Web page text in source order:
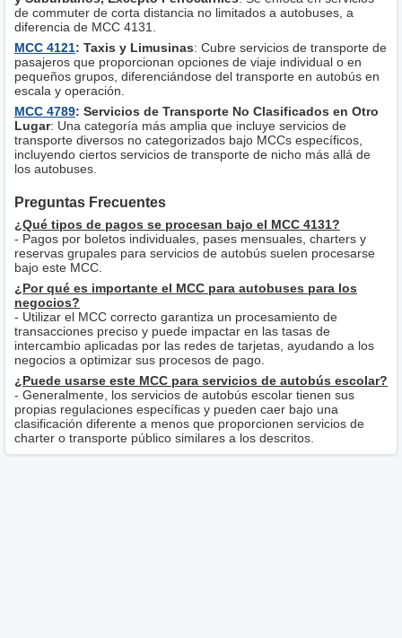
de commuter de corta distancia no limitados a autobuses, a
diferencia de MCC 4131.
MCC 4121: Taxis y Limusinas: Cubre servicios de transporte de
pasajeros que proporcionan opciones de viaje individual o en
pequeños grupos, diferenciándose del transporte en autobús en
escala y operación.
MCC 4789: Servicios de Transporte No Clasificados en Otro
Lugar: Una categoría más amplia que incluye servicios de
transporte diversos no categorizados bajo MCCs específicos,
incluyendo ciertos servicios de transporte de nicho más allá de
los autobuses.
Preguntas Frecuentes
¿Qué tipos de pagos se procesan bajo el MCC 4131?
- Pagos por boletos individuales, pases mensuales, charters y
reservas grupales para servicios de autobús suelen procesarse
bajo este MCC.
¿Por qué es importante el MCC para autobuses para los
negocios?
- Utilizar el MCC correcto garantiza un procesamiento de
transacciones preciso y puede impactar en las tasas de
intercambio aplicadas por las redes de tarjetas, ayudando a los
negocios a optimizar sus procesos de pago.
¿Puede usarse este MCC para servicios de autobús escolar?
- Generalmente, los servicios de autobús escolar tienen sus
propias regulaciones específicas y pueden caer bajo una
clasificación diferente a menos que proporcionen servicios de
charter o transporte público similares a los descritos.